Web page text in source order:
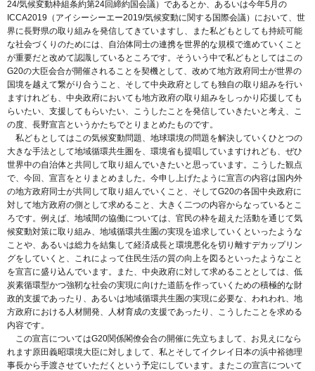
24/気候変動枠組条約第24回締約国会議）であるとか、あるいは今年5月の
ICCA2019（アイシーシーエー2019/気候変動に関する国際会議）において、世
界に長野県の取り組みを発信してきていますし、また私どもとしても持続可能
な社会づくりのためには、自治体同士の連携を世界的な規模で進めていくこと
が重要だと改めて認識しているところです。そういう中で私どもとしてはこの
G20の大臣会合が開催されることを契機として、改めて地方政府同士が世界の
国境を越えて繋がり合うこと、そして中央政府としても独自の取り組みを行い
ますけれども、中央政府においても地方政府の取り組みをしっかり応援しても
らいたい、支援してもらいたい、こうしたことを発信していきたいと考え、こ
の度、長野宣言というかたちでとりまとめたものです。
私どもとしてはこの気候変動問題、地球環境の問題を解決していくひとつの
大きな手法として地域循環共生圏を、環境省も提唱していますけれども、ぜひ
世界中の自治体と共同して取り組んでいきたいと思っています。こうした観点
で、今回、宣言をとりまとめました。今申し上げたように宣言の内容は国内外
の地方政府同士が共同して取り組んでいくこと、そしてG20の各国中央政府に
対して地方政府の側として求めること、大きく二つの内容からなっているとこ
ろです。例えば、地域間の協働については、官民の枠を超えた活動を通じて気
候変動対策に取り組み、地域循環共生圏の実現を追求していくといったような
ことや、あるいは総力を結集して経済成長と環境悪化を切り離すデカップリン
グをしていくと、これによって住民生活の質の向上を図るといったようなこと
を宣言に盛り込んでいます。また、中央政府に対して求めることとしては、低
炭素循環型かつ強靭な社会の実現に向けた道筋を作っていくための積極的な財
政的支援であったり、あるいは地域循環共生圏の実現に必要な、われわれ、地
方政府における人材開発、人材育成の支援であったり、こうしたことを求める
内容です。
この宣言についてはG20関係閣僚会合の開催に先立ちまして、お見えになら
れます原田義昭環境大臣に対しまして、私とそしてイクレイ日本の浜中裕徳理
事長から手渡させていただくという予定にしています。またこの宣言について